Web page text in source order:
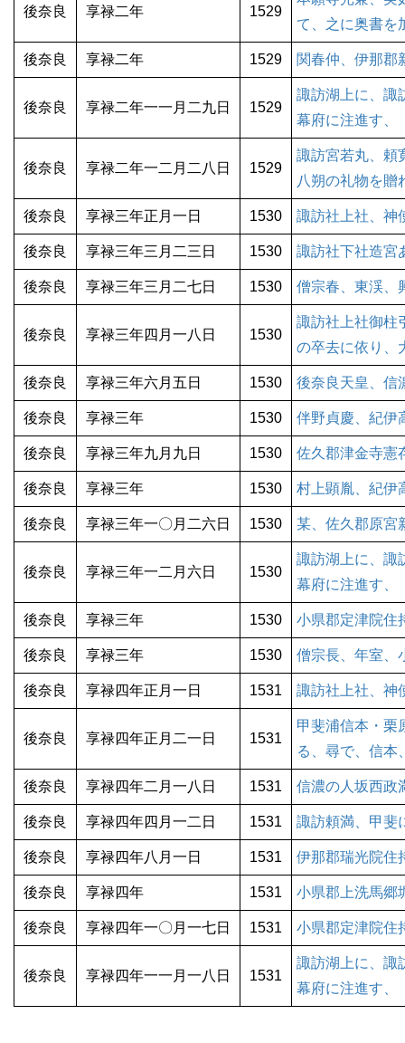
後奈良 享禄二年 1529
て、之に奥書を
後奈良 享禄二年 1529 関春仲、伊那郡
後奈良 享禄二年一一月二九日 1529
諏訪湖上に、諏
幕府に注進す、
後奈良 享禄二年一二月二八日 1529
諏訪宮若丸、頼
八朔の礼物を贈
後奈良 享禄三年正月一日 1530 諏訪社上社、神
後奈良 享禄三年三月二三日 1530 諏訪社下社造宮
後奈良 享禄三年三月二七日 1530 僧宗春、東渓、
後奈良 享禄三年四月一八日 1530
諏訪社上社御柱
の卒去に依り、
後奈良 享禄三年六月五日 1530 後奈良天皇、信
後奈良 享禄三年 1530 伴野貞慶、紀伊
後奈良 享禄三年九月九日 1530 佐久郡津金寺憲
後奈良 享禄三年 1530 村上顕胤、紀伊
後奈良 享禄三年一〇月二六日 1530 某、佐久郡原宮
後奈良 享禄三年一二月六日 1530
諏訪湖上に、諏
幕府に注進す、
後奈良 享禄三年 1530 小県郡定津院住
後奈良 享禄三年 1530 僧宗長、年室、
後奈良 享禄四年正月一日 1531 諏訪社上社、神
後奈良 享禄四年正月二一日 1531
甲斐浦信本・栗
る、尋で、信本
後奈良 享禄四年二月一八日 1531 信濃の人坂西政
後奈良 享禄四年四月一二日 1531 諏訪頼満、甲斐
後奈良 享禄四年八月一日 1531 伊那郡瑞光院住
後奈良 享禄四年 1531 小県郡上洗馬郷
後奈良 享禄四年一〇月一七日 1531 小県郡定津院住
後奈良 享禄四年一一月一八日 1531
諏訪湖上に、諏
幕府に注進す、